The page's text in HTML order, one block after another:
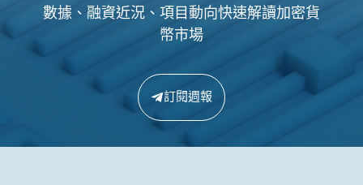
數據、融資近況、項目動向快速解讀加密貨
幣市場
訂閱週報